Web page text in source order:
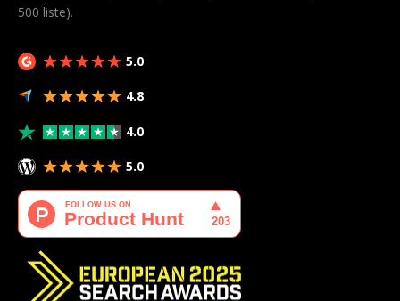
500 liste).
5.0
4.8
4.0
5.0